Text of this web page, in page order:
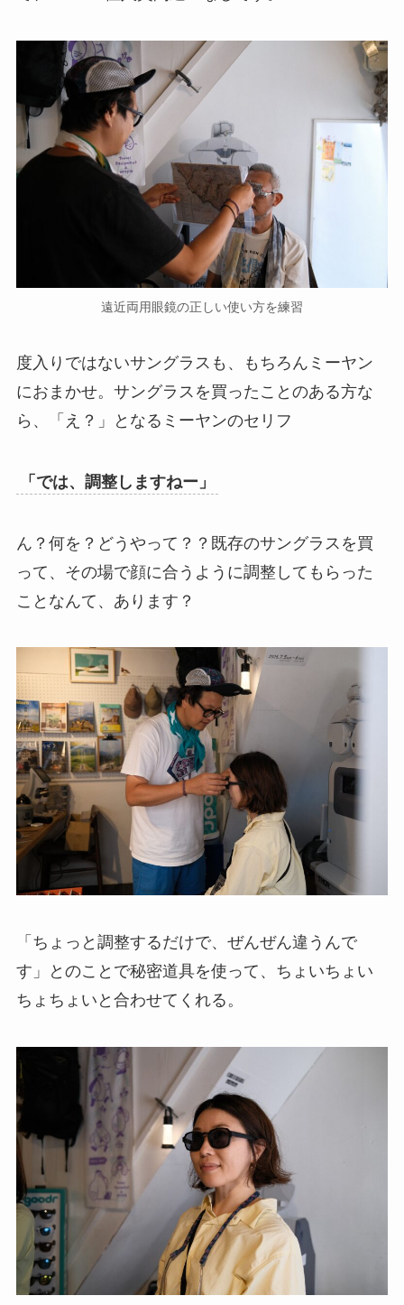
遠近両用眼鏡の正しい使い方を練習
度入りではないサングラスも、もちろんミーヤン
におまかせ。サングラスを買ったことのある方な
ら、「え？」となるミーヤンのセリフ
「では、調整しますねー」
ん？何を？どうやって？？既存のサングラスを買
って、その場で顔に合うように調整してもらった
ことなんて、あります？
「ちょっと調整するだけで、ぜんぜん違うんで
す」とのことで秘密道具を使って、ちょいちょい
ちょちょいと合わせてくれる。